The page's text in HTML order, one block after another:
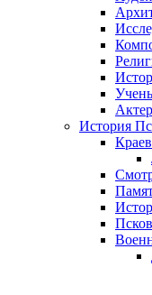
История